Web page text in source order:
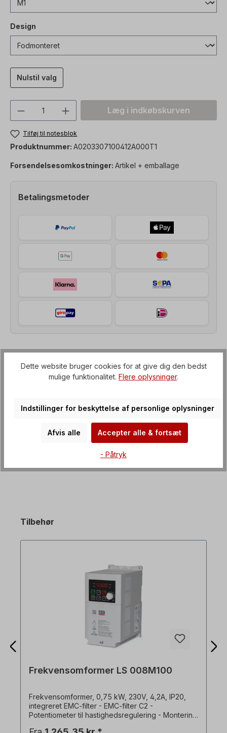
Design
Nulstil valg
Produktmængde: Indtast den
Læg i indkøbskurven
Tilføj til notesblok
Produktnummer: A0203307100412A000T1
Forsendelsesomkostninger: Artikel + emballage
Betalingsmetoder
Beskrivelse af
Tandhjulsgearmotor (gearkasse med IEC-flange til
265/460 V-60 Hz (± 5 % i henhol…
Mere om det
Tilbehør
Frekvensomformer LS 008M100
Frekvensomformer, 0,75 kW, 230V, 4,2A, IP20,
integreret EMC-filter - EMC-filter C2 -
Potentiometer til hastighedsregulering - Montering
Dette website bruger cookies for at give dig den bedst
mulige funktionalitet. Flere oplysninger.
Indstillinger for beskyttelse af personlige oplysninger
Afvis alle Accepter alle & fortsæt
- Påtryk